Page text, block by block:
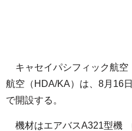
キャセイパシフィック航空
航空（HDA/KA）は、8月16
で開設する。
機材はエアバスA321型機